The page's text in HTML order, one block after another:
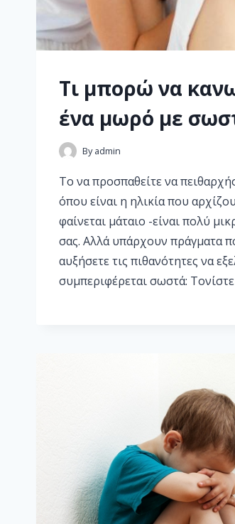
Τι μπορώ να
ένα μωρό με
By admin
Το να προσπαθείτε να
όπου είναι η ηλικία που
φαίνεται μάταιο -είναι πολύ
σας. Αλλά υπάρχουν πράγματα
αυξήσετε τις πιθανότητες να
συμπεριφέρεται σωστά: